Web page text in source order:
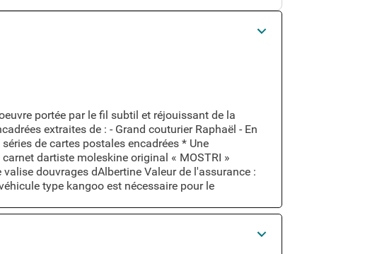
portée par le fil subtil et réjouissant de la
extraites de : - Grand couturier Raphaël - En
de cartes postales encadrées * Une
dartiste moleskine original « MOSTRI »
douvrages dAlbertine Valeur de l'assurance :
type kangoo est nécessaire pour le